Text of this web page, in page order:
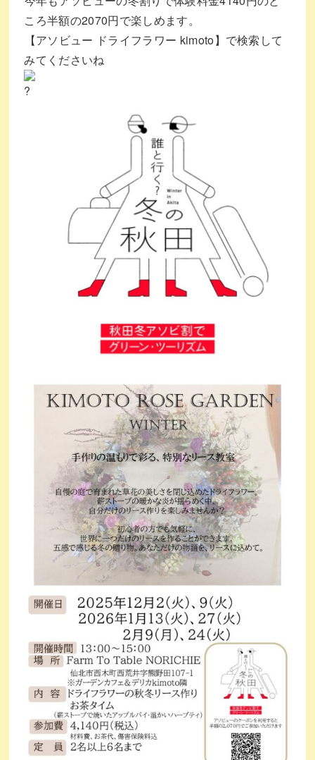
ころ半額の2070円で楽しめます。⁡
⁡【アソビュー ドライフラワー kimoto】で検索して
みてくださいね